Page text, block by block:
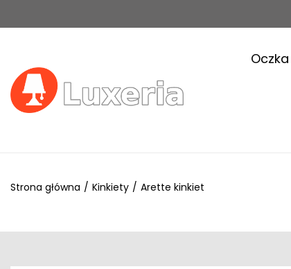
Oczka
Strona główna / Kinkiety / Arette kinkiet